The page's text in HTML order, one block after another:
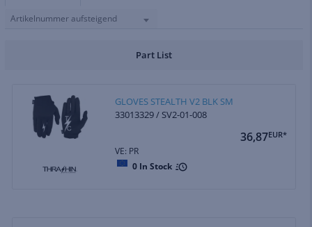
Artikelnummer aufsteigend
Part List
GLOVES STEALTH V2 BLK SM
33013329 / SV2-01-008
36,87EUR*
VE: PR
0 In Stock